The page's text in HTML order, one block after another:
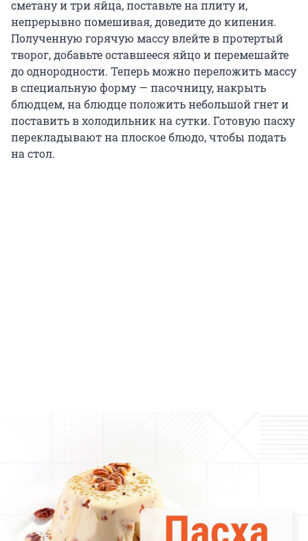
сметану и три яйца, поставьте на плиту и,
непрерывно помешивая, доведите до кипения.
Полученную горячую массу влейте в протертый
творог, добавьте оставшееся яйцо и перемешайте
до однородности. Теперь можно переложить массу
в специальную форму — пасочницу, накрыть
блюдцем, на блюдце положить небольшой гнет и
поставить в холодильник на сутки. Готовую пасху
перекладывают на плоское блюдо, чтобы подать
на стол.